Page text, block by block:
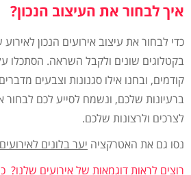
איך לבחור את העיצוב הנכון?
כדי לבחור את עיצוב אירועים הנכון
בקטלוגים שונים ולקבל השראה. הסתכלו
קודמים, ובחנו אילו סגנונות וצבעים
ברעיונות שלכם, ונשמח לסייע לכם לבחור
לצרכים ולרצונות שלכם.
נסו גם את האטרקציה יער בלונים לאירועים
רוצים לראות דוגמאות של אירועים שלנו?